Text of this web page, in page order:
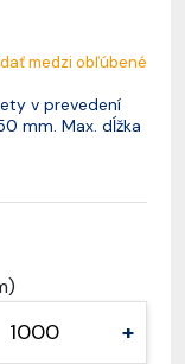
medzi obľúbené
v prevedení
mm. Max. dĺžka
+